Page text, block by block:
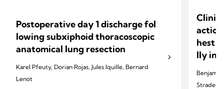
Postoperative day 1 discharge fol
lowing subxiphoid thoracoscopic
anatomical lung resection
Karel Pfeuty, Dorian Rojas, Jules Iquille, Bernard
Lenot
hest
lly
Strader,